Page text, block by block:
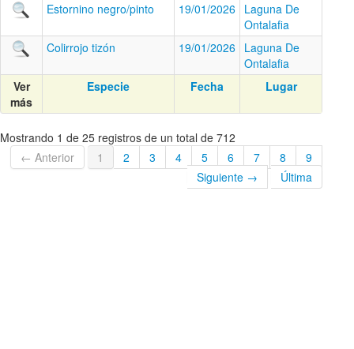
Estornino negro/pinto
19/01/2026 Laguna De
Ontalafia
Colirrojo tizón
19/01/2026 Laguna De
Ontalafia
Ver
más
Especie Fecha Lugar
Mostrando 1 de 25 registros de un total de 712
← Anterior
1 2 3 4 5 6 7 8
9
Siguiente →
Última